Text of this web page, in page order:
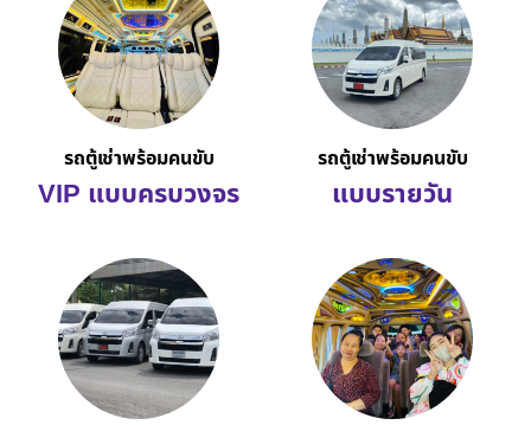
รถตู้เช่าพร้อมคนขับ
VIP แบบครบวงจร
รถตู้เช่าพร้อมคนขับ
แบบรายวัน